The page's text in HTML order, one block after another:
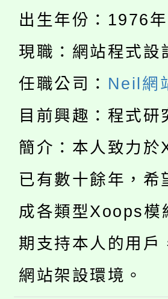
代理(課)教
公告本校
代理(課)教
轉知中國文
《TA101》
程，歡迎學
心理、諮商
系所師生報
淨零綠生活
會
115年食農
程
學籍身 分
版
淨零綠領人
公告本校
代理(課)教
「2026金融
車」活動
桃園市115
生本土語及
公告本校
出生年份：1976年
現職：網站程式設
任職公司： Neil網
目前興趣：程式
簡介：本人致力
已有數十餘年，
成各類型Xoops
期支持本人的用
網站架設環境。